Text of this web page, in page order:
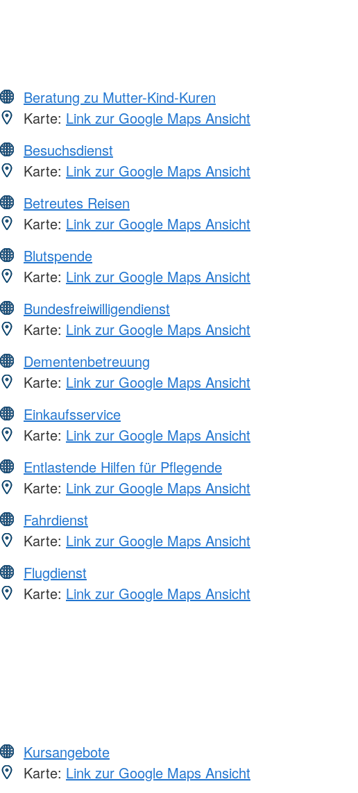
Beratung zu Mutter-Kind-Kuren
Karte: Link zur Google Maps Ansicht
Besuchsdienst
Karte: Link zur Google Maps Ansicht
Betreutes Reisen
Karte: Link zur Google Maps Ansicht
Blutspende
Karte: Link zur Google Maps Ansicht
Bundesfreiwilligendienst
Karte: Link zur Google Maps Ansicht
Dementenbetreuung
Karte: Link zur Google Maps Ansicht
Einkaufsservice
Karte: Link zur Google Maps Ansicht
Entlastende Hilfen für Pflegende
Karte: Link zur Google Maps Ansicht
Fahrdienst
Karte: Link zur Google Maps Ansicht
Flugdienst
Karte: Link zur Google Maps Ansicht
Kursangebote
Karte: Link zur Google Maps Ansicht